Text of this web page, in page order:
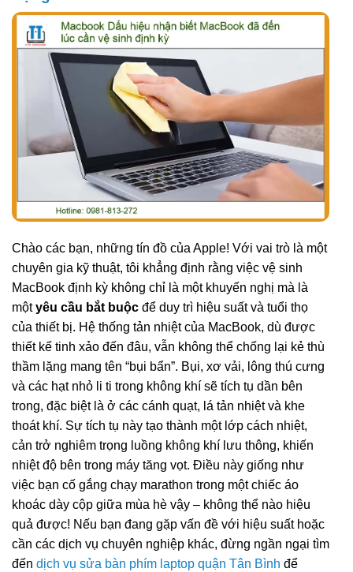
Chào các bạn, những tín đồ của Apple! Với vai trò là một
chuyên gia kỹ thuật, tôi khẳng định rằng việc vệ sinh
MacBook định kỳ không chỉ là một khuyến nghị mà là
mộtyêu cầu bắt buộc để duy trì hiệu suất và tuổi thọ
của thiết bị. Hệ thống tản nhiệt của MacBook, dù được
thiết kế tinh xảo đến đâu, vẫn không thể chống lại kẻ thù
thầm lặng mang tên “bụi bẩn”. Bụi, xơ vải, lông thú cưng
và các hạt nhỏ li ti trong không khí sẽ tích tụ dần bên
trong, đặc biệt là ở các cánh quạt, lá tản nhiệt và khe
thoát khí. Sự tích tụ này tạo thành một lớp cách nhiệt,
cản trở nghiêm trọng luồng không khí lưu thông, khiến
nhiệt độ bên trong máy tăng vọt. Điều này giống như
việc bạn cố gắng chạy marathon trong một chiếc áo
khoác dày cộp giữa mùa hè vậy – không thể nào hiệu
quả được! Nếu bạn đang gặp vấn đề với hiệu suất hoặc
cần các dịch vụ chuyên nghiệp khác, đừng ngần ngại tìm
đến dịch vụ sửa bàn phím laptop quận Tân Bình để